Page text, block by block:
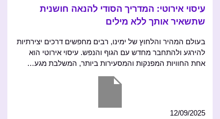
עיסוי אירוטי: המדריך הסודי להנאה חושנית
שתשאיר אותך ללא מילים
בעולם המהיר והלחוץ של ימינו, רבים מחפשים דרכים יצירתיות
להירגע ולהתחבר מחדש עם הגוף והנפש. עיסוי אירוטי הוא
אחת החוויות המפנקות והמסעירות ביותר, המשלבת מגע…
12/09/2025